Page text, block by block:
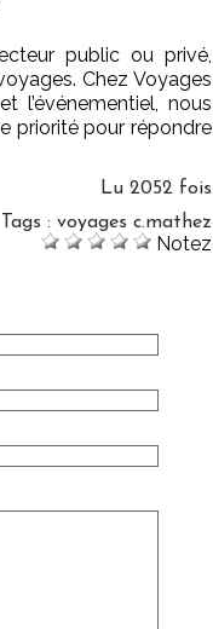
public ou privé,
Chez Voyages
l’événementiel, nous
priorité pour répondre
Lu 2052 fois
Tags : voyages c.mathez
Notez